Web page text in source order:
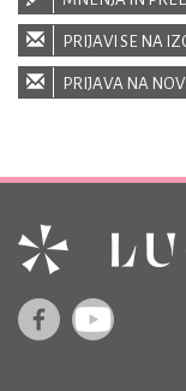
PRIJAVI SE NA
PRIJAVA NA